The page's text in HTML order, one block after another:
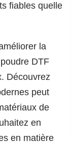
fiables quelle
la
DTF
Découvrez
peut
de
en
en matière